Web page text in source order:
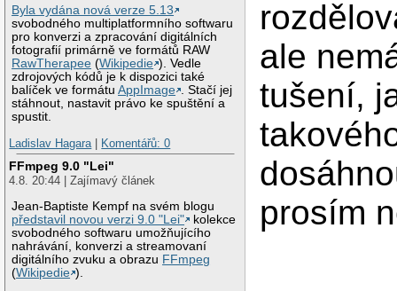
Byla vydána nová verze 5.13
svobodného multiplatformního softwaru
pro konverzi a zpracování digitálních
fotografií primárně ve formátů RAW
RawTherapee (Wikipedie ). Vedle
zdrojových kódů je k dispozici také
balíček ve formátuAppImage . Stačí jej
stáhnout, nastavit právo ke spuštění a
spustit.
Ladislav Hagara
Komentářů: 0
FFmpeg 9.0 "Lei"
4.8. 20:44 | Zajímavý článek
Jean-Baptiste Kempf na svém blogu
představil novou verzi 9.0 "Lei"
kolekce
svobodného softwaru umožňujícího
nahrávání, konverzi a streamovaní
digitálního zvuku a obrazu FFmpeg
(Wikipedie ).
ale
tušení,
prosím